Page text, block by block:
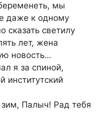
мы
даже к одному
сказать светилу
лет, жена
новость…
я за спиной,
институтский
Палыч! Рад тебя